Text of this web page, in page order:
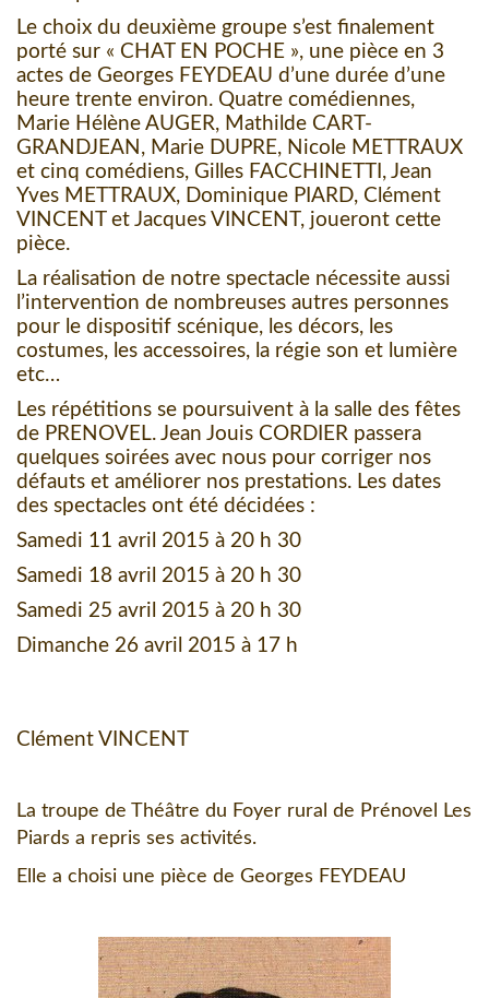
Le choix du deuxième groupe s’est finalement
porté sur « CHAT EN POCHE », une pièce en 3
actes de Georges FEYDEAU d’une durée d’une
heure trente environ. Quatre comédiennes,
Marie Hélène AUGER, Mathilde CART-
GRANDJEAN, Marie DUPRE, Nicole METTRAUX
et cinq comédiens, Gilles FACCHINETTI, Jean
Yves METTRAUX, Dominique PIARD, Clément
VINCENT et Jacques VINCENT, joueront cette
pièce.
La réalisation de notre spectacle nécessite aussi
l’intervention de nombreuses autres personnes
pour le dispositif scénique, les décors, les
costumes, les accessoires, la régie son et lumière
etc…
Les répétitions se poursuivent à la salle des fêtes
de PRENOVEL. Jean Jouis CORDIER passera
quelques soirées avec nous pour corriger nos
défauts et améliorer nos prestations. Les dates
des spectacles ont été décidées :
Samedi 11 avril 2015 à 20 h 30
Samedi 18 avril 2015 à 20 h 30
Samedi 25 avril 2015 à 20 h 30
Dimanche 26 avril 2015 à 17 h
Clément VINCENT
La troupe de Théâtre du Foyer rural de Prénovel Les
Piards a repris ses activités.
Elle a choisi une pièce de Georges FEYDEAU